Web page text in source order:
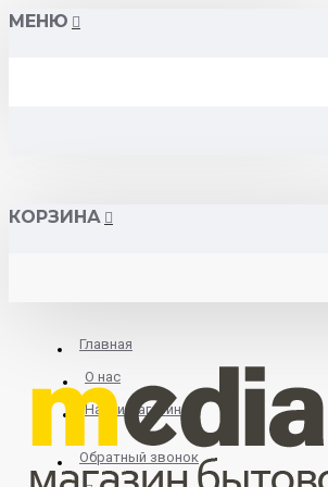
МЕНЮ
КОРЗИНА
Главная
О нас
Найти магазин
Обратный звонок